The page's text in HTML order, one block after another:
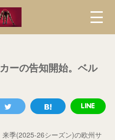
ーの告知開始。ベル
季(2025-26シーズン)の欧州サ